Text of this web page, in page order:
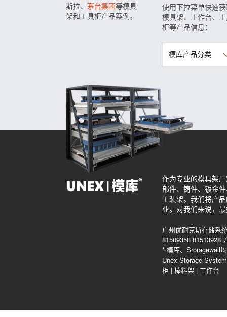
斯拉、 茅台集团等模具
架和工具柜产品案例。
使用下拉菜单快速
模具架、工作台、
柜等产品信息：
模库产品分类
作为专业的模具架
部件、铸件、钣金
工装架。我们将产
业。对我们来说，
广州优耐克斯存储系
81509358 81513928
* 模库、Sroragewall
Unex Storage
柜 | 棒料架 | 工作台